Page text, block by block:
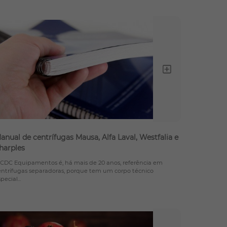
de centrífugas Mausa, Alfa Laval, Westfalia e
Equipamentos é, há mais de 20 anos, referência em
separadoras, porque tem um corpo técnico